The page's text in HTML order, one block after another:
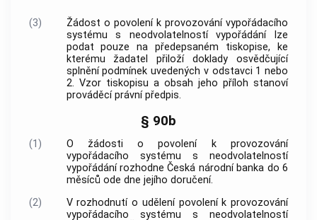
(3)
Žádost o povolení k provozování vypořádacího
systému s neodvolatelností vypořádání lze
podat pouze na předepsaném tiskopise, ke
kterému žadatel přiloží doklady osvědčující
splnění podmínek uvedených v odstavci 1 nebo
2. Vzor tiskopisu a obsah jeho příloh stanoví
prováděcí právní předpis.
§ 90b
(1)
O žádosti o povolení k provozování
vypořádacího systému s neodvolatelností
vypořádání rozhodne Česká národní banka do 6
měsíců ode dne jejího doručení.
(2)
V rozhodnutí o udělení povolení k provozování
vypořádacího systému s neodvolatelností